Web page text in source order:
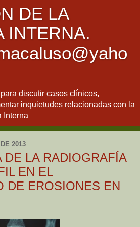
DE LA
INTERNA.
discutir casos clínicos,
inquietudes relacionadas con la
Interna
2013
DE LA RADIOGRAFÍA
EN EL
DE EROSIONES EN